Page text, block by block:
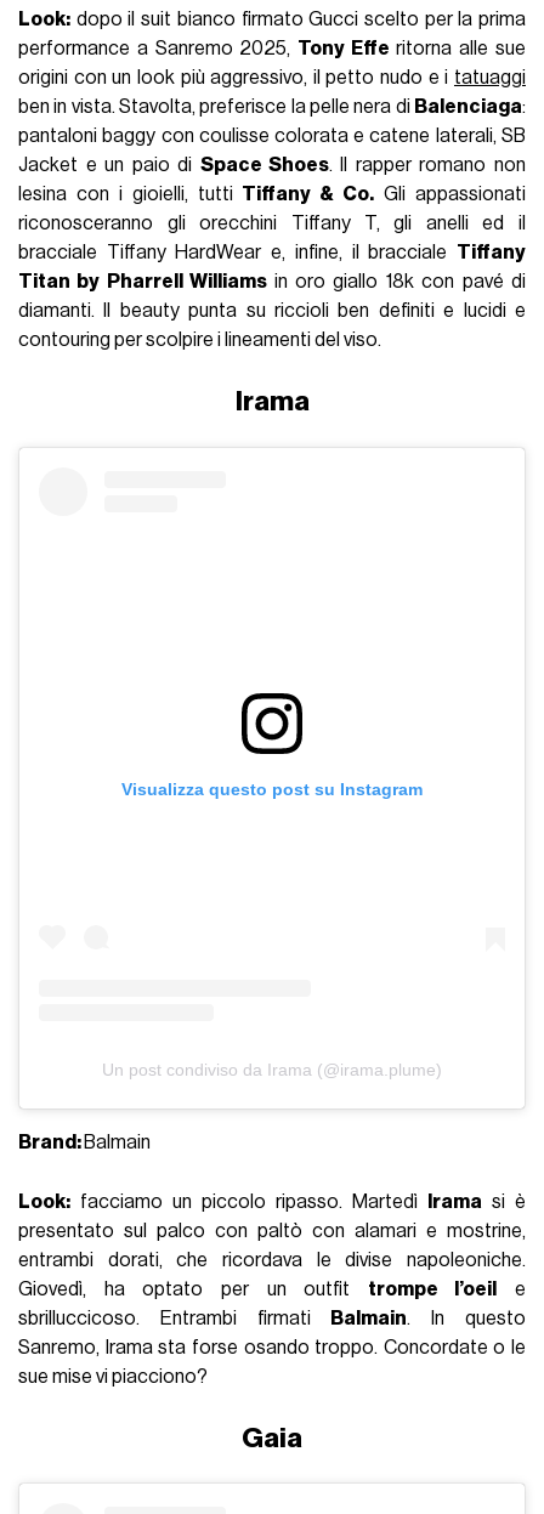
Look: dopo il suit bianco firmato Gucci scelto per la prima
performance a Sanremo 2025, Tony Effe ritorna alle sue
origini con un look più aggressivo, il petto nudo e i tatuaggi
ben in vista. Stavolta, preferisce la pelle nera di Balenciaga:
pantaloni baggy con coulisse colorata e catene laterali, SB
Jacket e un paio di Space Shoes. Il rapper romano non
lesina con i gioielli, tutti Tiffany & Co. Gli appassionati
riconosceranno gli orecchini Tiffany T, gli anelli ed il
bracciale Tiffany HardWear e, infine, il bracciale Tiffany
Titan by Pharrell Williams in oro giallo 18k con pavé di
diamanti. Il beauty punta su riccioli ben definiti e lucidi e
contouring per scolpire i lineamenti del viso.
Irama
Visualizza questo post su Instagram
Un post condiviso da Irama (@irama.plume)
Brand: Balmain
Look: facciamo un piccolo ripasso. Martedì Irama si è
presentato sul palco con paltò con alamari e mostrine,
entrambi dorati, che ricordava le divise napoleoniche.
Giovedì, ha optato per un outfit trompe l’oeil
e
sbrilluccicoso. Entrambi firmati
Balmain. In questo
Sanremo, Irama sta forse osando troppo. Concordate o le
sue mise vi piacciono?
Gaia